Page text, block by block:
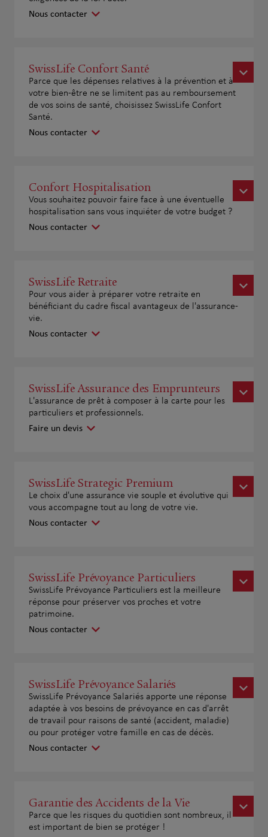
Nous contacter
SwissLife Confort Santé
Parce que les dépenses relatives à la prévention et à
votre bien-être ne se limitent pas au remboursement
de vos soins de santé, choisissez SwissLife Confort
Santé.
Nous contacter
Confort Hospitalisation
Vous souhaitez pouvoir faire face à une éventuelle
hospitalisation sans vous inquiéter de votre budget ?
Nous contacter
SwissLife Retraite
Pour vous aider à préparer votre retraite en
bénéficiant du cadre fiscal avantageux de l'assurance-
vie.
Nous contacter
SwissLife Assurance des Emprunteurs
L'assurance de prêt à composer à la carte pour les
particuliers et professionnels.
Faire un devis
SwissLife Strategic Premium
Le choix d'une assurance vie souple et évolutive qui
vous accompagne tout au long de votre vie.
Nous contacter
SwissLife Prévoyance Particuliers
SwissLife Prévoyance Particuliers est la meilleure
réponse pour préserver vos proches et votre
patrimoine.
Nous contacter
SwissLife Prévoyance Salariés
SwissLife Prévoyance Salariés apporte une réponse
adaptée à vos besoins de prévoyance en cas d'arrêt
de travail pour raisons de santé (accident, maladie)
ou pour protéger votre famille en cas de décès.
Nous contacter
Garantie des Accidents de la Vie
Parce que les risques du quotidien sont nombreux, il
est important de bien se protéger !